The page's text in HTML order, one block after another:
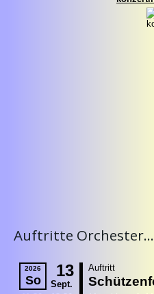
Auftritte Orchester...